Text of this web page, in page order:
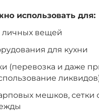
использовать для:
личных вещей
для кухни
(перевозка и даже
мешков, сетки